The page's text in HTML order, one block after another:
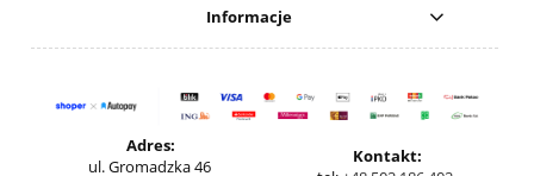
Informacje
Adres:
ul. Gromadzka 46
Kontakt: